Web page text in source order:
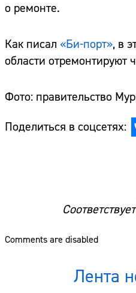
о ремонте.
Как писал «Би-порт», в
области отремонтируют
Фото: правительство
Поделиться в соцсетях:
Comments are disabled
Лента